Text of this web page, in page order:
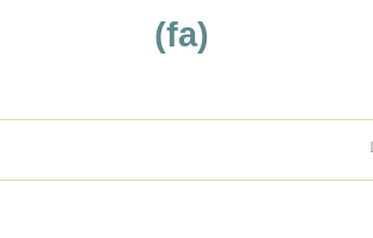
(fa)